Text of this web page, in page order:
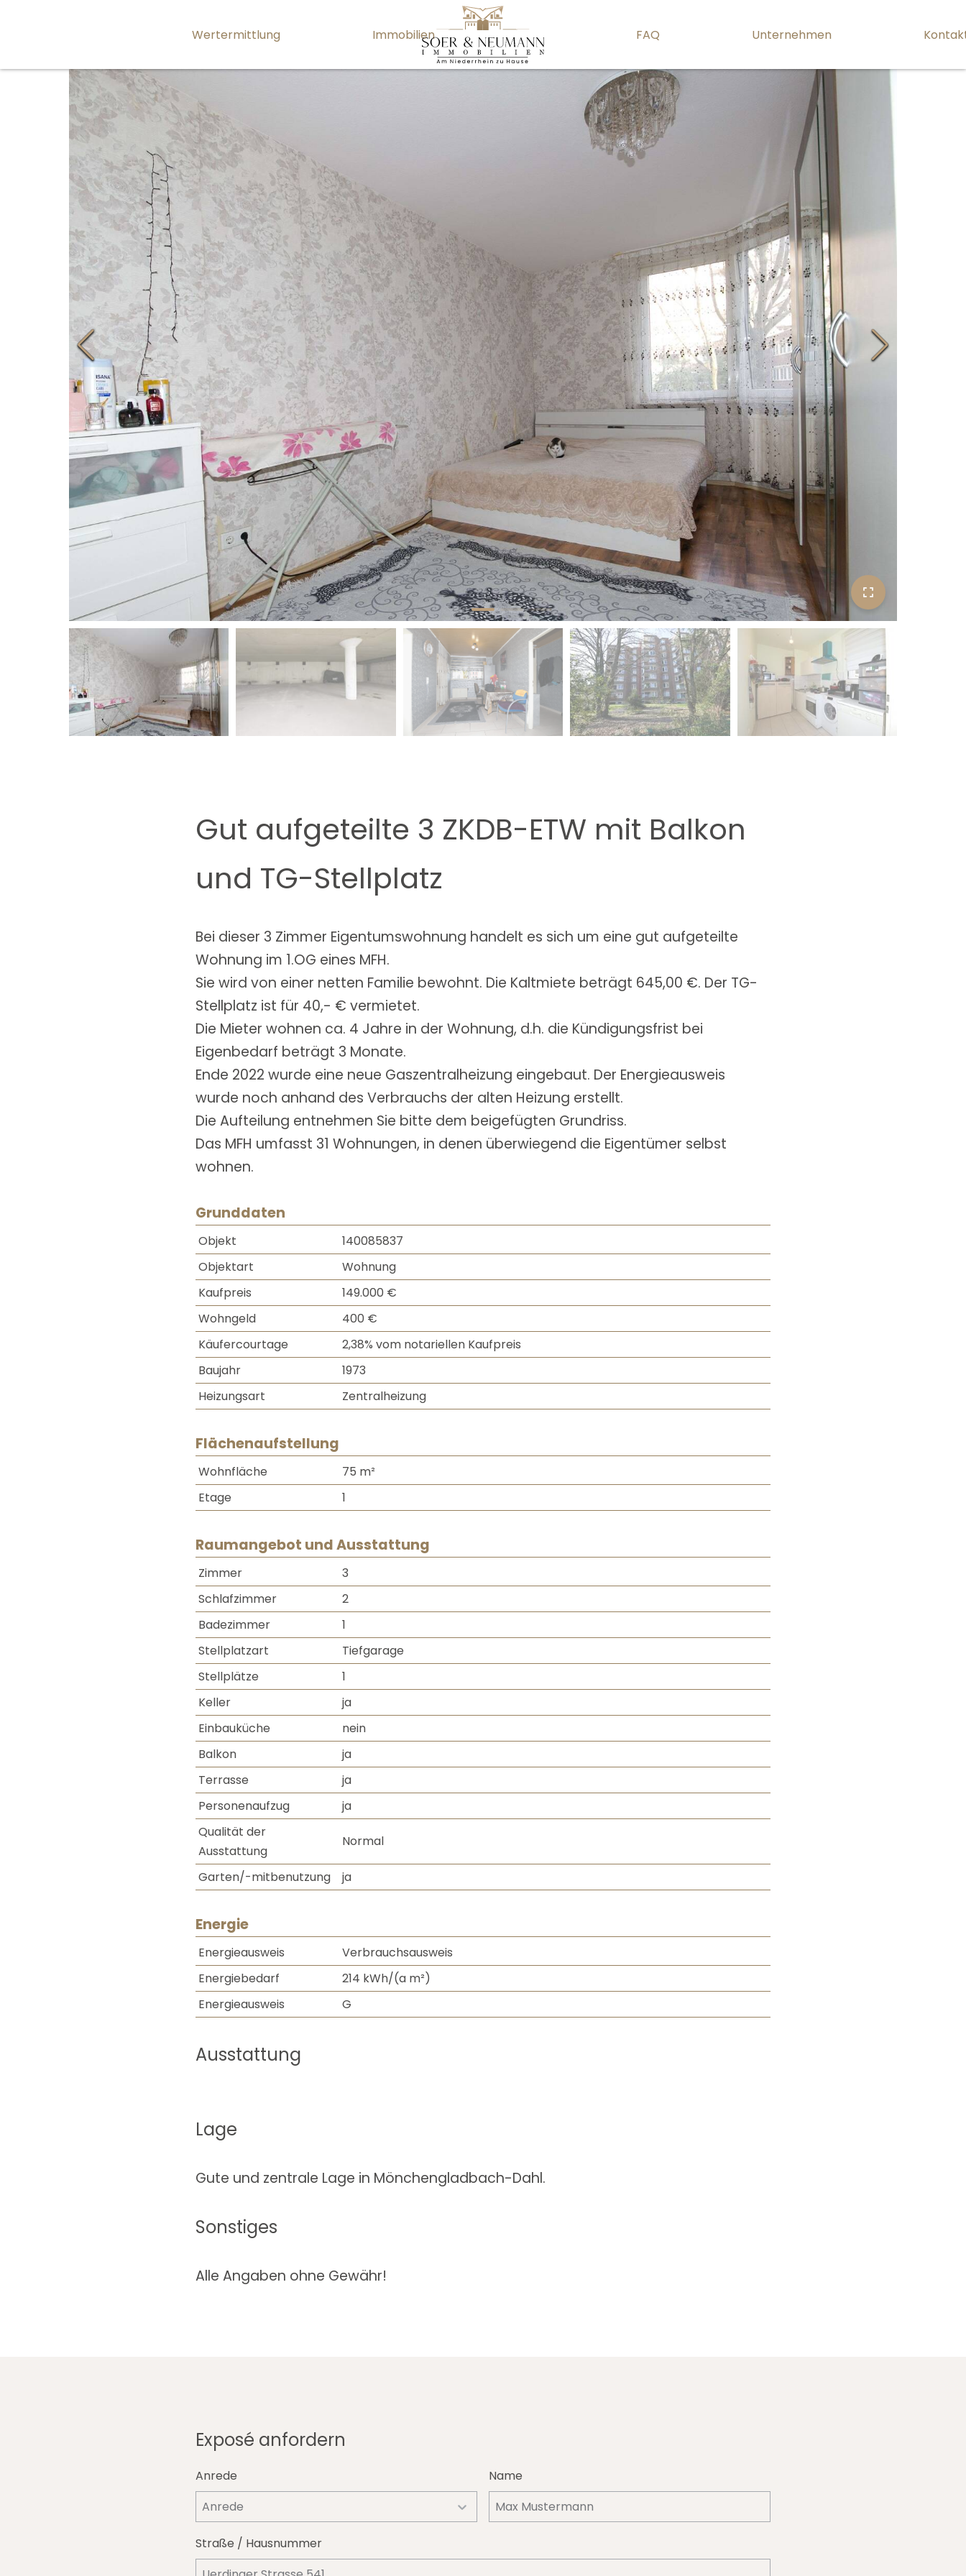
Wertermittlung Immobilien FAQ Unternehmen
Gut aufgeteilte 3 ZKDB-ETW mit Balkon
und TG-Stellplatz
Bei dieser 3 Zimmer Eigentumswohnung handelt es sich um eine gut aufgeteilte
Wohnung im 1.OG eines MFH.
Sie wird von einer netten Familie bewohnt. Die Kaltmiete beträgt 645,00 €. Der TG-
Stellplatz ist für 40,- € vermietet.
Die Mieter wohnen ca. 4 Jahre in der Wohnung, d.h. die Kündigungsfrist bei
Eigenbedarf beträgt 3 Monate.
Ende 2022 wurde eine neue Gaszentralheizung eingebaut. Der Energieausweis
wurde noch anhand des Verbrauchs der alten Heizung erstellt.
Die Aufteilung entnehmen Sie bitte dem beigefügten Grundriss.
Das MFH umfasst 31 Wohnungen, in denen überwiegend die Eigentümer selbst
wohnen.
Grunddaten
Objekt
140085837
Objektart
Wohnung
Kaufpreis
149.000 €
Wohngeld
400 €
Käufercourtage
2,38% vom notariellen Kaufpreis
Baujahr
1973
Heizungsart
Zentralheizung
Flächenaufstellung
Wohnfläche
75 m²
Etage
1
Raumangebot und Ausstattung
Zimmer
3
Schlafzimmer
2
Badezimmer
1
Stellplatzart
Tiefgarage
Stellplätze
1
Keller
ja
Einbauküche
nein
Balkon
ja
Terrasse
ja
Personenaufzug
ja
Qualität der
Ausstattung
Normal
Garten/-mitbenutzung ja
Energie
Energieausweis
Verbrauchsausweis
Energiebedarf
214 kWh/(a m²)
Energieausweis
G
Ausstattung
Lage
Gute und zentrale Lage in Mönchengladbach-Dahl.
Sonstiges
Alle Angaben ohne Gewähr!
Exposé anfordern
Anrede Name
Straße / Hausnummer
rainer@soer-neumann-immo.de
02151 6030610